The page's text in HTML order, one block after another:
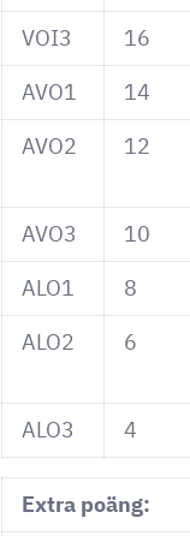
VOI3
16
AVO1
14
AVO2
12
AVO3 10
ALO1
8
ALO2
6
ALO3 4
Extra poäng: